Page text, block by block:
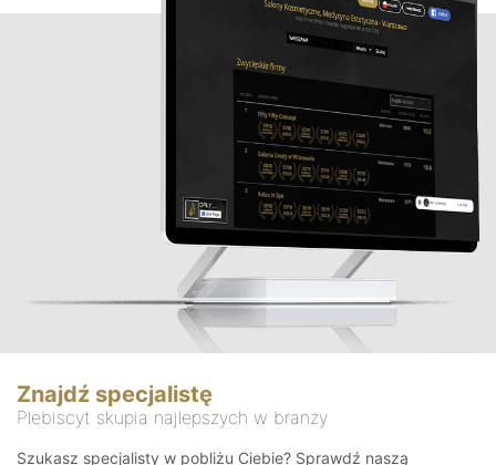
Znajdź specjalistę
Plebiscyt skupia najlepszych w branży
Szukasz specjalisty w pobliżu Ciebie? Sprawdź naszą